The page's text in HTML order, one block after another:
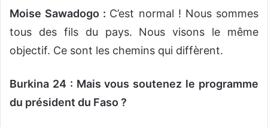
Moise Sawadogo : C’est normal ! Nous sommes
tous des fils du pays. Nous visons le même
objectif. Ce sont les chemins qui diffèrent.
Burkina 24 : Mais vous soutenez le programme
du président du Faso ?